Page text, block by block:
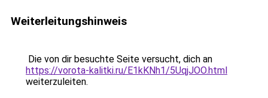
Weiterleitungshinweis
Die von dir besuchte Seite versucht, dich an
https://vorota-kalitki.ru/E1kKNh1/5UqjJOO.html
weiterzuleiten.